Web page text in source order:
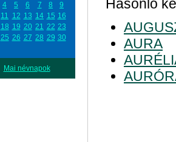
4 5 6 7 8
9
11 12 13 14 15 16
18 19 20 21 22 23
25 26 27 28 29 30
Mai névnapok
Hasonló
AURA